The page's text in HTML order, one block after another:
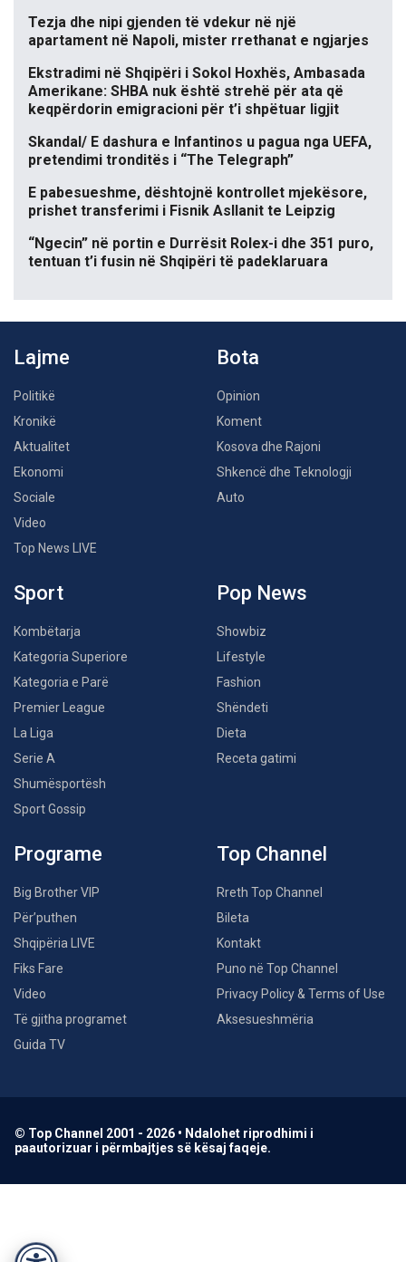
Tezja dhe nipi gjenden të vdekur në një
apartament në Napoli, mister rrethanat e ngjarjes
Ekstradimi në Shqipëri i Sokol Hoxhës, Ambasada
Amerikane: SHBA nuk është strehë për ata që
keqpërdorin emigracioni për t’i shpëtuar ligjit
Skandal/ E dashura e Infantinos u pagua nga UEFA,
pretendimi tronditës i “The Telegraph”
E pabesueshme, dështojnë kontrollet mjekësore,
prishet transferimi i Fisnik Asllanit te Leipzig
“Ngecin” në portin e Durrësit Rolex-i dhe 351 puro,
tentuan t’i fusin në Shqipëri të padeklaruara
Lajme
Politikë
Kronikë
Aktualitet
Ekonomi
Sociale
Video
Top News LIVE
Bota
Opinion
Koment
Kosova dhe Rajoni
Shkencë dhe Teknologji
Auto
Sport
Kombëtarja
Kategoria Superiore
Kategoria e Parë
Premier League
La Liga
Serie A
Shumësportësh
Sport Gossip
Pop News
Showbiz
Lifestyle
Fashion
Shëndeti
Dieta
Receta gatimi
Programe
Big Brother VIP
Për’puthen
Shqipëria LIVE
Fiks Fare
Video
Të gjitha programet
Guida TV
Top Channel
Rreth Top Channel
Bileta
Kontakt
Puno në Top Channel
Privacy Policy & Terms of Use
Aksesueshmëria
© Top Channel 2001 - 2026 • Ndalohet riprodhimi i
paautorizuar i përmbajtjes së kësaj faqeje.